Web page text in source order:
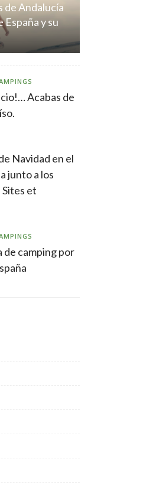
de Andalucía
y su
Acabas de
Navidad en el
junto a los
Sites et
de camping por